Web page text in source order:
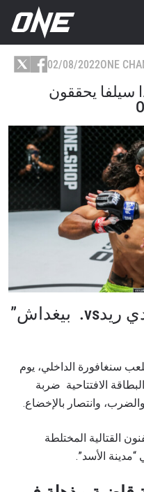
ONE
02/08/2022
يحققون
شهد حدث “ONE 159 : دي ريدvs. بيغداش”
سنغافورة الداخلي، يوم
البطاقة الافتتاحية ضربة
وانتصار بالإخضاع.
القتالية المختلطة
الأسد”.